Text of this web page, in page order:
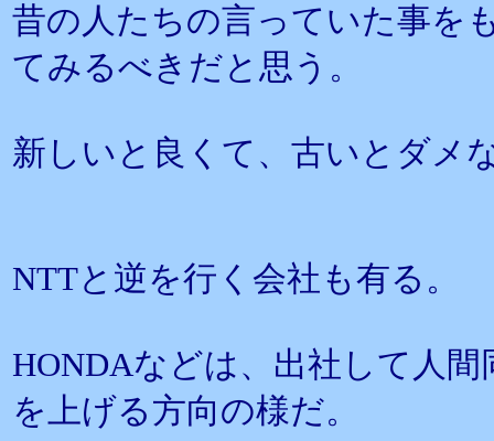
昔の人たちの言っていた事を
てみるべきだと思う。
新しいと良くて、古いとダメ
NTTと逆を行く会社も有る。
HONDAなどは、出社して人
を上げる方向の様だ。